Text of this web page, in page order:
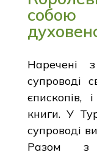
Наречені
супроводі
книги. У
супроводі
Разом з